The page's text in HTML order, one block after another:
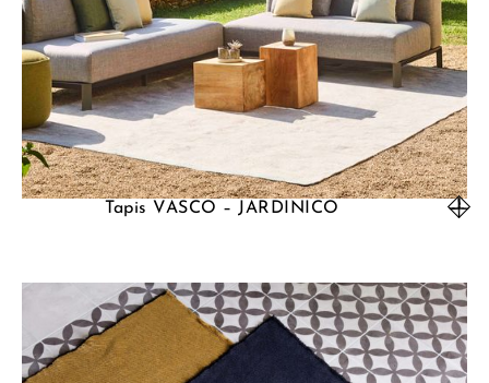
Tapis VASCO – JARDINICO